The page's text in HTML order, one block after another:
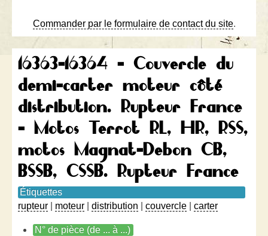
Commander par le formulaire de contact du site.
16363-16364 - Couvercle du
demi-carter moteur côté
distribution. Rupteur France
- Motos Terrot RL, HR, RSS,
motos Magnat-Debon CB,
BSSB, CSSB. Rupteur France
Étiquettes
rupteur
moteur distribution couvercle carter
N° de pièce (de ... à ...)